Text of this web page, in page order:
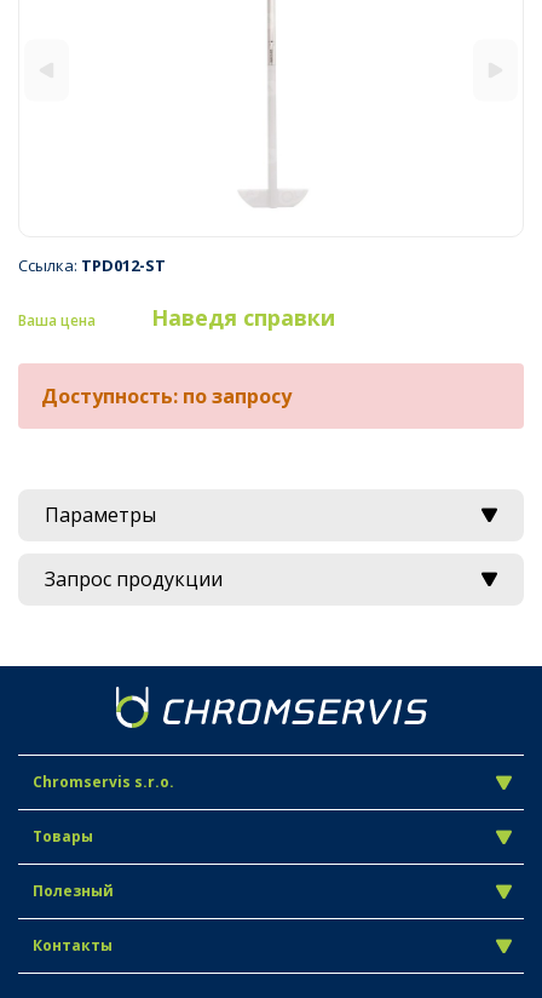
Ссылка: TPD012-ST
Ваша цена Наведя справки
Доступность: по запросу
Параметры
Запрос продукции
Chromservis s.r.o.
Товары
Полезный
Контакты